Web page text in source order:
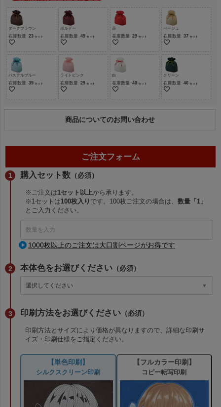
ダークブラウン
在庫数量 23
ボルドー
在庫数量 45
赤
在庫数量 29
ベージュ
在庫数量 37
パステルブルー
在庫数量 39
ライトピンク
在庫数量 29
白
在庫数量 40
グリーン
在庫数量 46
商品についてのお問い合わせ
ご注文フォーム
購入セット数 （必須）
※ご注文は1セット以上から承ります。
※1セットは100枚入り です。100枚ご注文の場合は、数量「1」
とご入力ください。
1000枚以上のご注文は大口割ページがお得です
本体色をお選びください （必須）
印刷方法をお選びください （必須）
印刷方法とサイズにより価格が異なりますので、詳細な印刷サ
イズ・印刷仕様をご指定ください。
【単色印刷】
シルクスクリーン印刷
【フルカラー印刷】
コピー転写印刷